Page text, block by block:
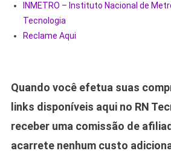
INMETRO – Instituto Nacional de
Tecnologia
Reclame Aqui
Quando você efetua suas
links disponíveis aqui no RN
receber uma comissão de
acarrete nenhum custo